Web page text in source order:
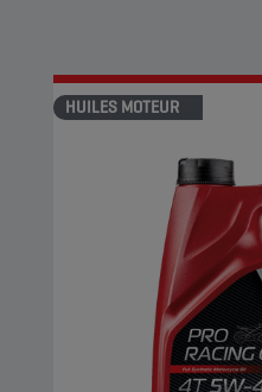
HUILES MOTEUR